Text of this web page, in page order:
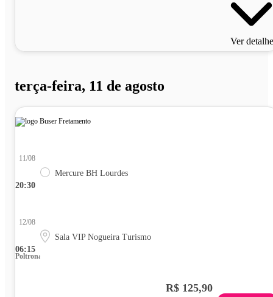
Ver
terça-feira, 11 de agosto
20:30
11/08
Mercure BH Lourdes
06:15
12/08
Sala VIP Nogueira Turismo
Poltrona
R$ 125,90